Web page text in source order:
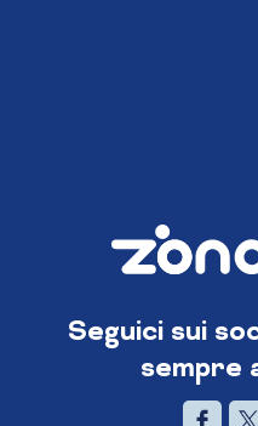
Seguici sui
sempre